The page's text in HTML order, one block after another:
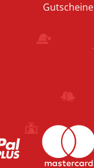
Gutscheine